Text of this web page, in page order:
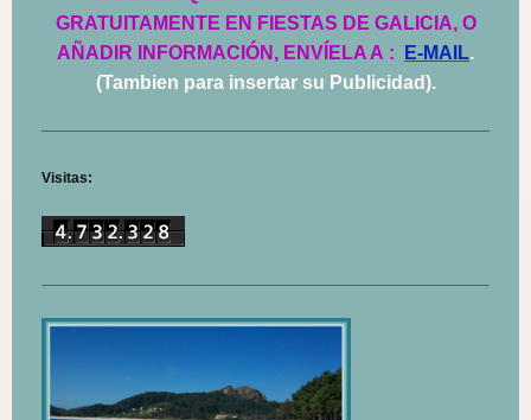
GRATUITAMENTE EN FIESTAS DE GALICIA, O
AÑADIR INFORMACIÓN, ENVÍELA A : E-MAIL.
(Tambien para insertar su Publicidad).
Visitas: